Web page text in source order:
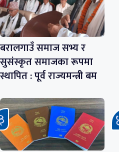
बरालगाउँ समाज सभ्य र
सुसंस्कृत समाजका रूपमा
स्थापित : पूर्व राज्यमन्त्री बम